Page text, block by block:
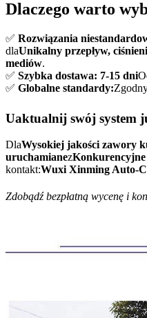
Dlaczego warto
✅ Rozwiązania
dlaUnikalny przepływ,
mediów.
✅ Szybka dostawa: 7-15 dni
✅ Globalne standardy:
Uaktualnij swój system
DlaWysokiej jakości zawory
uruchamianezKonkurencyjne
kontakt:Wuxi Xinming Auto-
Zdobądź bezpłatną wycenę i